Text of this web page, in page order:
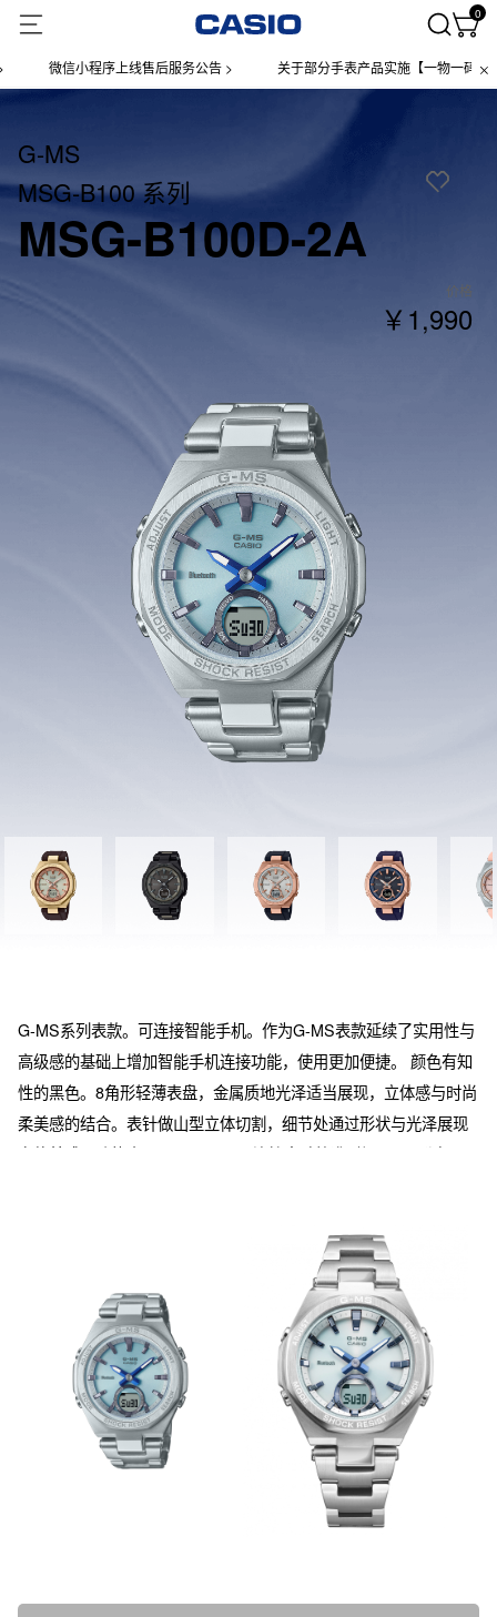
0
微信小程序上线售后服务公告 > 关于部分手表产品实施【一物一码】管
G-MS
MSG-B100 系列
MSG-B100D-2A
价格
￥1,990
G-MS系列表款。可连接智能手机。作为G-MS表款延续了实用性与
高级感的基础上增加智能手机连接功能，使用更加便捷。 颜色有知
性的黑色。8角形轻薄表盘，金属质地光泽适当展现，立体感与时尚
柔美感的结合。表针做山型立体切割，细节处通过形状与光泽展现
立体美感。功能方面，Bluetooth®连接自动校准时间。 可通过
提醒功能、时间地点保存功能、蓝牙连接查找手机等便捷功能。